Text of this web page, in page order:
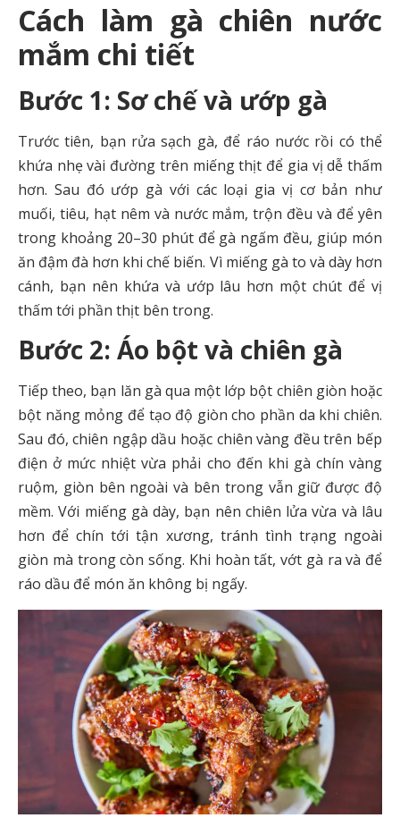
Cách làm gà chiên nước
mắm chi tiết
Bước 1: Sơ chế và ướp gà
Trước tiên, bạn rửa sạch gà, để ráo nước rồi có thể
khứa nhẹ vài đường trên miếng thịt để gia vị dễ thấm
hơn. Sau đó ướp gà với các loại gia vị cơ bản như
muối, tiêu, hạt nêm và nước mắm, trộn đều và để yên
trong khoảng 20–30 phút để gà ngấm đều, giúp món
ăn đậm đà hơn khi chế biến. Vì miếng gà to và dày hơn
cánh, bạn nên khứa và ướp lâu hơn một chút để vị
thấm tới phần thịt bên trong.
Bước 2: Áo bột và chiên gà
Tiếp theo, bạn lăn gà qua một lớp bột chiên giòn hoặc
bột năng mỏng để tạo độ giòn cho phần da khi chiên.
Sau đó, chiên ngập dầu hoặc chiên vàng đều trên bếp
điện ở mức nhiệt vừa phải cho đến khi gà chín vàng
ruộm, giòn bên ngoài và bên trong vẫn giữ được độ
mềm. Với miếng gà dày, bạn nên chiên lửa vừa và lâu
hơn để chín tới tận xương, tránh tình trạng ngoài
giòn mà trong còn sống. Khi hoàn tất, vớt gà ra và để
ráo dầu để món ăn không bị ngấy.